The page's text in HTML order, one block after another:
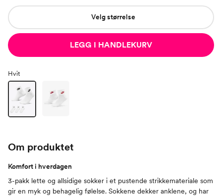
Velg størrelse
LEGG I HANDLEKURV
Hvit
Om produktet
Komfort i hverdagen
3-pakk lette og allsidige sokker i et pustende strikkemateriale som
gir en myk og behagelig følelse. Sokkene dekker anklene, og har